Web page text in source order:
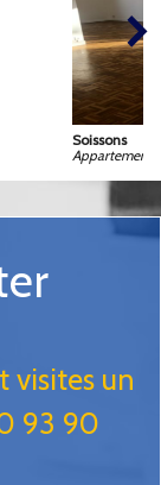
visites un
93 90